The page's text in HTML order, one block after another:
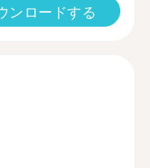
ンロードする